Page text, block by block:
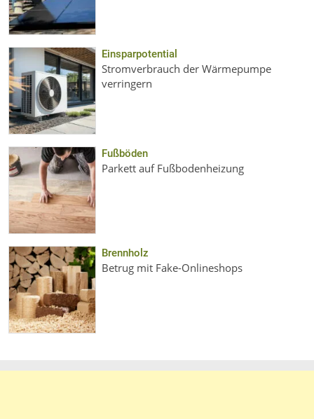
Einsparpotential
Stromverbrauch der Wärmepumpe
verringern
Fußböden
Parkett auf Fußbodenheizung
Brennholz
Betrug mit Fake-Onlineshops